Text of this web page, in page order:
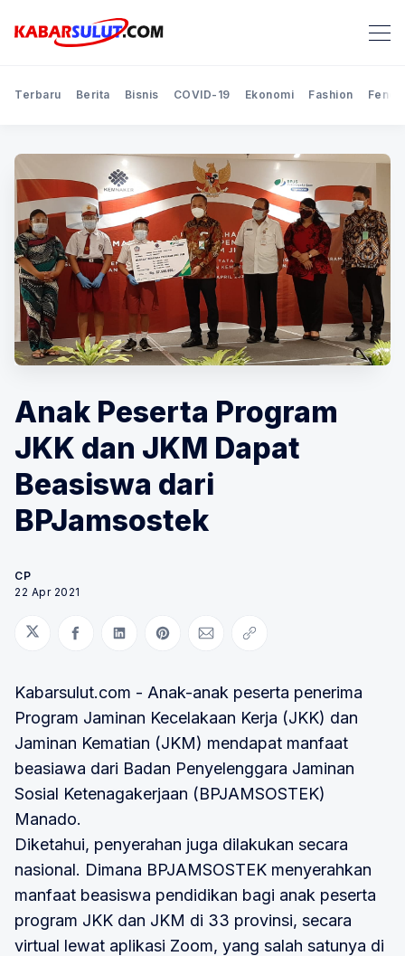
Terbaru Berita Bisnis COVID-19 Ekonomi Fashion
Anak Peserta Program
JKK dan JKM Dapat
Beasiswa dari
BPJamsostek
CP
22 Apr 2021
Bagikan di Twitter
Bagikan di Facebook
Bagikan di LinkedIn
Bagikan di Pinterest
Bagikan melalui Email
Salin tautan
Kabarsulut.com - Anak-anak peserta penerima
Program Jaminan Kecelakaan Kerja (JKK) dan
Jaminan Kematian (JKM) mendapat manfaat
beasiawa dari Badan Penyelenggara Jaminan
Sosial Ketenagakerjaan (BPJAMSOSTEK)
Manado.
Diketahui, penyerahan juga dilakukan secara
nasional. Dimana BPJAMSOSTEK menyerahkan
manfaat beasiswa pendidikan bagi anak peserta
program JKK dan JKM di 33 provinsi, secara
virtual lewat aplikasi Zoom, yang salah satunya di